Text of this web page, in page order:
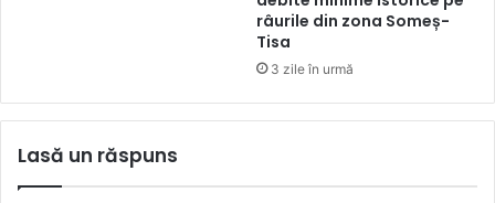
râurile din zona Someș-
Tisa
3 zile în urmă
Lasă un răspuns